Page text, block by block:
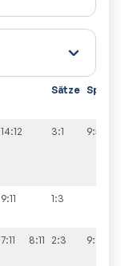
Sätze Spiele
14:12 3:1 9:5
9:11 1:3
7:11 8:11 2:3 9:3